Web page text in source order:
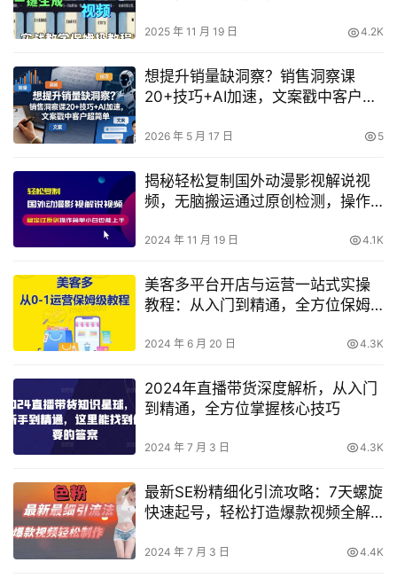
2025 年 11 月 19 日 4.2K
想提升销量缺洞察？销售洞察课
20+技巧+AI加速，文案戳中客户超
2026 年 5 月 17 日 5
揭秘轻松复制国外动漫影视解说视
频，无脑搬运通过原创检测，操作
2024 年 11 月 19 日 4.1K
美客多平台开店与运营一站式实操
教程：从入门到精通，全方位保姆
2024 年 6 月 20 日 4.3K
2024年直播带货深度解析，从入门
到精通，全方位掌握核心技巧
2024 年 7 月 3 日 4.3K
最新SE粉精细化引流攻略：7天螺旋
快速起号，轻松打造爆款视频全解
2024 年 7 月 3 日 4.4K